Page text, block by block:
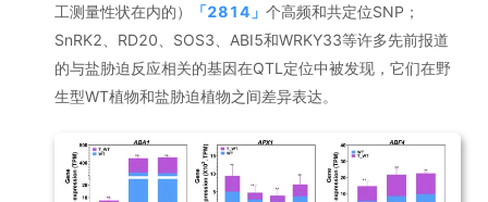
工测量性状在内的）
「2814 」 个高频和共定位SNP；
SnRK2、RD20、SOS3、ABI5和WRKY33等许多先前报道
的与盐胁迫反应相关的基因在QTL定位中被发现，它们在野
生型WT植物和盐胁迫植物之间差异表达。